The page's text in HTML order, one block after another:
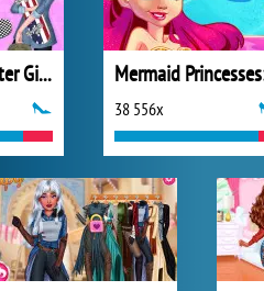
Princesses Sk8ter Girls
38 556x